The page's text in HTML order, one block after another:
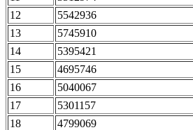
12 5542936
13 5745910
14 5395421
15 4695746
16 5040067
17 5301157
18 4799069